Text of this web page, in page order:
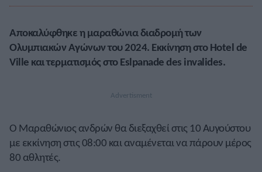
Αποκαλύφθηκε η μαραθώνια διαδρομή των
Ολυμπιακών Αγώνων του 2024. Εκκίνηση στο Hotel de
Ville και τερματισμός στο Eslpanade des invalides.
Ο Μαραθώνιος ανδρών θα διεξαχθεί στις 10 Αυγούστου
με εκκίνηση στις 08:00 και αναμένεται να πάρουν μέρος
80 αθλητές.